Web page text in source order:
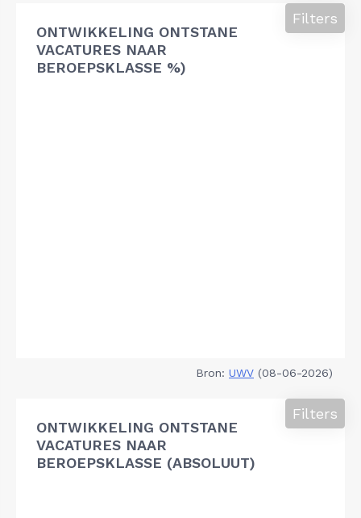
ONTWIKKELING ONTSTANE
VACATURES NAAR
BEROEPSKLASSE %)
Filters
Bron: UWV (08-06-2026)
ONTWIKKELING ONTSTANE
VACATURES NAAR
BEROEPSKLASSE (ABSOLUUT)
Filters